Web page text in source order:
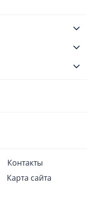
Контакты
Карта сайта